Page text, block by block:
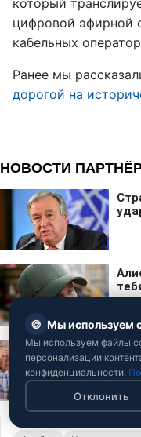
цифровой эфирной
кабельных
Ранее мы
дорогой на
🍪 Мы используем
Мы используем файлы
персонализации
конфиденциальности.
Отклонить